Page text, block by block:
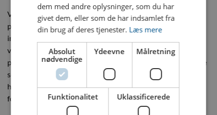
Vores produkter er oprindeligt udviklet til kølevæsker i
plaststøbeforme, men bruges nu i et bredt udvalg af
industrier, herunder trykluftsystemer, gasinstallationer og
væsketransport. Denne nippel er ideel til applikationer, hvor
præcise og sikre forbindelser er nødvendige. Den indvendige
sekskant gør det muligt at bruge værktøj til installationen,
hvilket letter monteringen og sikrer en stabil og tæt
forbindelse, selv under høje tryk og belastninger.
dem med andre oplysninger, som du har
givet dem, eller som de har indsamlet fra
din brug af deres tjenester. Læs mere
Absolut
nødvendige
Ydeevne Målretning
Funktionalitet Uklassificerede